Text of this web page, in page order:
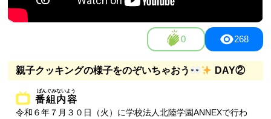
0 268
親子クッキングの様子をのぞいちゃおう DAY②
番組内容
令和６年７月３０日（火）に学校法人北陸学園ANNEXで行わ